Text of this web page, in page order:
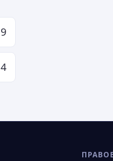
9
4